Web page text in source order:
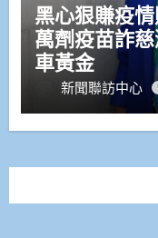
黑心狠賺疫
萬劑疫苗詐
車黃金
新聞聯訪中心